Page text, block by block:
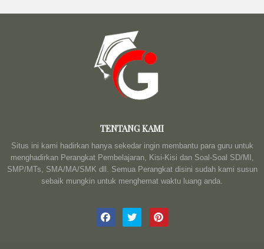
TENTANG KAMI
Situs ini kami hadirkan hanya sekedar ingin membantu para guru untuk
menghadirkan Perangkat Pembelajaran, Kisi-Kisi dan Soal-Soal SD/MI,
SMP/MTs, SMA/MA/SMK dll. Semua Perangkat disini sudah kami susun
sebaik mungkin untuk menghemat waktu luang anda.